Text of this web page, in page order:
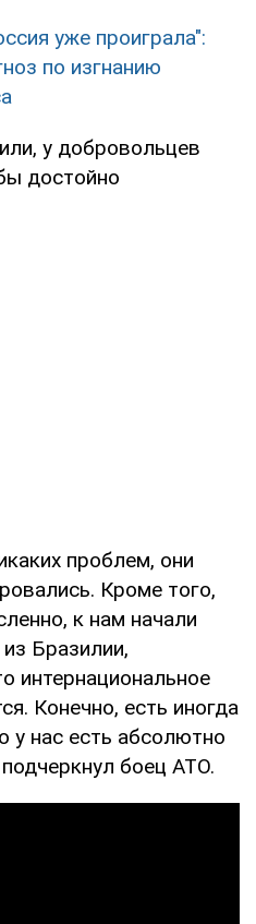
уже проиграла":
по изгнанию
у добровольцев
достойно
проблем, они
Кроме того,
к нам начали
Бразилии,
интернациональное
Конечно, есть иногда
нас есть абсолютно
боец АТО.